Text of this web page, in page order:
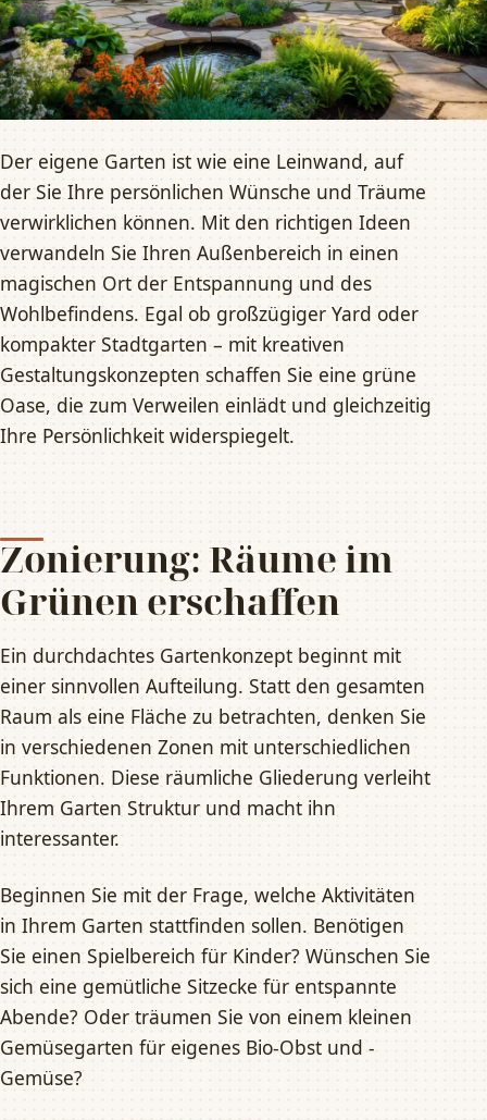
Der eigene Garten ist wie eine Leinwand, auf
der Sie Ihre persönlichen Wünsche und Träume
verwirklichen können. Mit den richtigen Ideen
verwandeln Sie Ihren Außenbereich in einen
magischen Ort der Entspannung und des
Wohlbefindens. Egal ob großzügiger Yard oder
kompakter Stadtgarten – mit kreativen
Gestaltungskonzepten schaffen Sie eine grüne
Oase, die zum Verweilen einlädt und gleichzeitig
Ihre Persönlichkeit widerspiegelt.
Zonierung: Räume im
Grünen erschaffen
Ein durchdachtes Gartenkonzept beginnt mit
einer sinnvollen Aufteilung. Statt den gesamten
Raum als eine Fläche zu betrachten, denken Sie
in verschiedenen Zonen mit unterschiedlichen
Funktionen. Diese räumliche Gliederung verleiht
Ihrem Garten Struktur und macht ihn
interessanter.
Beginnen Sie mit der Frage, welche Aktivitäten
in Ihrem Garten stattfinden sollen. Benötigen
Sie einen Spielbereich für Kinder? Wünschen Sie
sich eine gemütliche Sitzecke für entspannte
Abende? Oder träumen Sie von einem kleinen
Gemüsegarten für eigenes Bio-Obst und -
Gemüse?